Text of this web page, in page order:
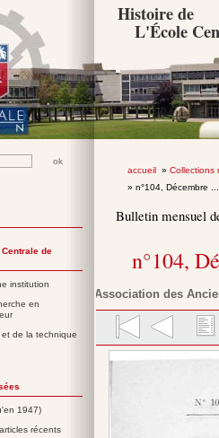
Histoire de
L'École
accueil» Collections
» n°104, Décembre
Bulletin mensuel
n°104,
Association des
de
institution
en
de la technique
1947)
récents